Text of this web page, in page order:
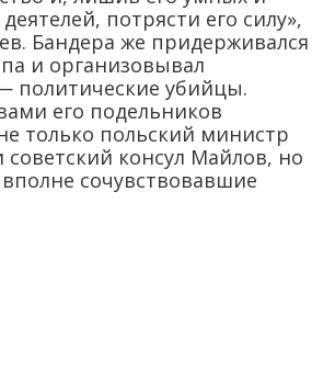
потрясти его силу»,
Бандера же придерживался
и организовывал
политические убийцы.
его подельников
только польский министр
консул Майлов, но
сочувствовавшие